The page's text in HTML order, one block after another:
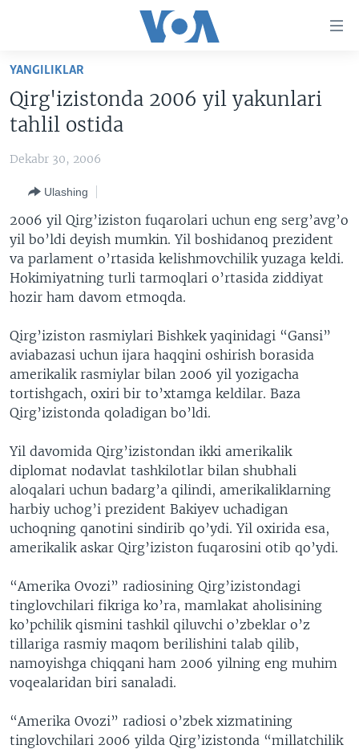
Boshiga
Qidiruvga
o'ting
AMERIKA
VATANDOSHLAR
MULTIMEDIA
AMERIKA MANZARALARI
XALQARO HAYOT
MOBIL-SALOM!
VIDEO
XABARLAR SURATLARDA
IJTIMOIY TARMOQLAR
FACEBOOK
INSTAGRAM
ODNOKLASSNIKI
TELEGRAM
SOUNDCLOUD
INGLIZ TILI DARSLARI
Learning English
YANGILIKLAR
Qirg'izistonda 2006 yil yakunlari
tahlil ostida
Dekabr 30, 2006
Ulashing
2006 yil Qirg’iziston fuqarolari uchun eng serg’avg’o
yil bo’ldi deyish mumkin. Yil boshidanoq prezident
va parlament o’rtasida kelishmovchilik yuzaga keldi.
Hokimiyatning turli tarmoqlari o’rtasida ziddiyat
hozir ham davom etmoqda.
Qirg’iziston rasmiylari Bishkek yaqinidagi “Gansi”
aviabazasi uchun ijara haqqini oshirish borasida
amerikalik rasmiylar bilan 2006 yil yozigacha
tortishgach, oxiri bir to’xtamga keldilar. Baza
Qirg’izistonda qoladigan bo’ldi.
Yil davomida Qirg’izistondan ikki amerikalik
diplomat nodavlat tashkilotlar bilan shubhali
aloqalari uchun badarg’a qilindi, amerikaliklarning
harbiy uchog’i prezident Bakiyev uchadigan
uchoqning qanotini sindirib qo’ydi. Yil oxirida esa,
amerikalik askar Qirg’iziston fuqarosini otib qo’ydi.
“Amerika Ovozi” radiosining Qirg’izistondagi
tinglovchilari fikriga ko’ra, mamlakat aholisining
ko’pchilik qismini tashkil qiluvchi o’zbeklar o’z
tillariga rasmiy maqom berilishini talab qilib,
namoyishga chiqqani ham 2006 yilning eng muhim
voqealaridan biri sanaladi.
“Amerika Ovozi” radiosi o’zbek xizmatining
tinglovchilari 2006 yilda Qirg’izistonda “millatchilik